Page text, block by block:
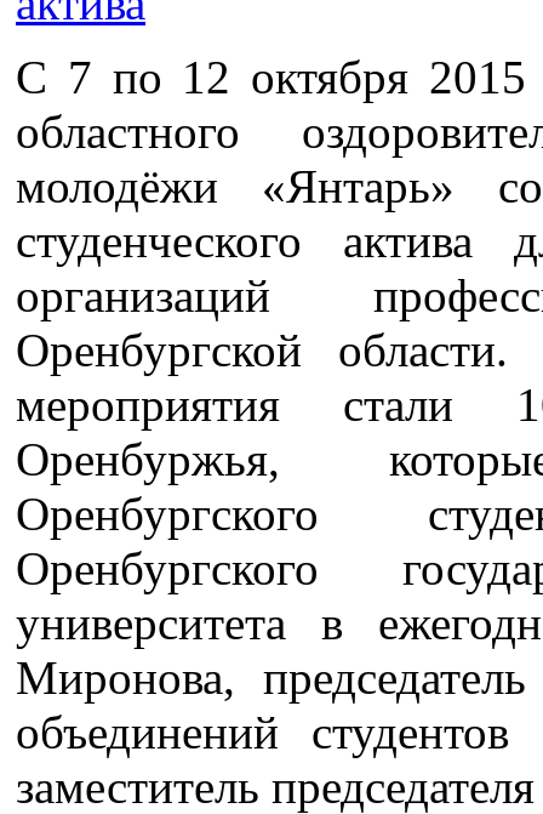
С 7 по 12 октября 2015
областного
молодёжи «Янтарь»
студенческого
организаций
Оренбургской
мероприятия стали
Оренбуржья,
Оренбургского
Оренбургского
университета в
Миронова,
объединений
заместитель